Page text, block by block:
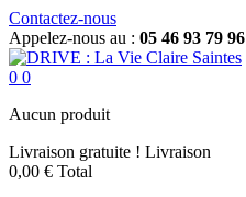
Contactez-nous
Appelez-nous au : 05 46 93 79 96
0 0
Aucun produit
Livraison gratuite ! Livraison
0,00 € Total